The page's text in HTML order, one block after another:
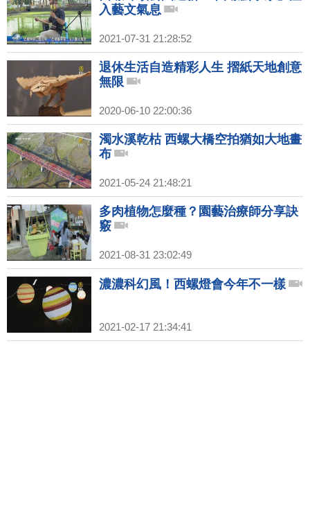
入藝文氣息
2021-07-31 21:28:52
退休生活自造精彩人生 摺紙天地創意
無限
2020-06-10 22:00:36
濁水溪乾枯 西螺大橋空拍猶如大地畫
布
2021-05-24 21:48:21
多肉植物怎麼種？園藝治療師分享訣
竅
2021-08-31 23:02:49
濃濃科幻風！西螺燈會今年不一樣
2021-02-17 21:34:41